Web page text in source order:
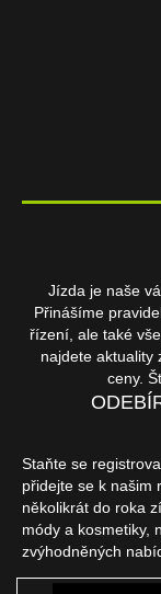
Jízda je naše
Přinášíme
řízení, ale také
najdete aktuality
ceny.
Staňte se
přidejte se k našim
několikrát do roka
módy a kosmetiky,
zvýhodněných